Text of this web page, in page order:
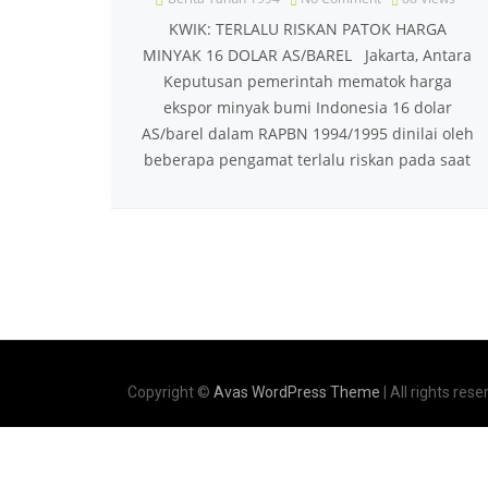
KWIK: TERLALU RISKAN PATOK HARGA
MINYAK 16 DOLAR AS/BAREL Jakarta, Antara
Keputusan pemerintah mematok harga
ekspor minyak bumi Indonesia 16 dolar
AS/barel dalam RAPBN 1994/1995 dinilai oleh
beberapa pengamat terlalu riskan pada saat
Copyright © Avas WordPress Theme | All rights